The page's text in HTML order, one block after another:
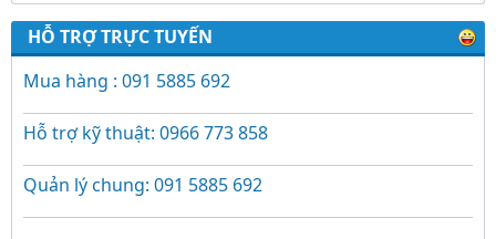
HỖ TRỢ TRỰC TUYẾN
Mua hàng : 091 5885 692
Hỗ trợ kỹ thuật: 0966 773 858
Quản lý chung: 091 5885 692